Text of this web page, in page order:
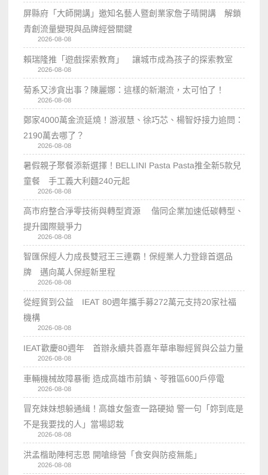
屏縣府「大師開講」邀知名藝人暨創業家詹子晴開講 解鎖
青創流量變現與品牌經營關鍵
2026-08-08
賴瑞隆推「遊戲探索教育」 讓城市成為孩子的探索教室
2026-08-08
菊系又涉貪出事？陳麗娜：這樣的新潮流，太可怕了！
2026-08-08
鄭家4000萬金流延燒！游淑慧、徐巧芯、楊智妤接力追問：
2190萬去哪了？
2026-08-08
暑假親子聚餐添新選擇！BELLINI Pasta Pasta推全新5款兒
童餐 手工義大利麵240元起
2026-08-08
高市府整合淨零技術與轉型資源 偕同企業加速低碳轉型、
提升國際競爭力
2026-08-08
智匯保經人力成長雙冠王三連霸！保經業人力登錄首選品
牌 邁向萬人保經新里程
2026-08-08
從經貿到公益 IEAT 80週年攜手募272萬元支持20家社福
機構
2026-08-08
IEAT歡慶80週年 首辦永續共善嘉年華串聯經貿與公益力量
2026-08-08
車輛機械故障暴衝 造成高雄市前鎮、苓雅區600戶停電
2026-08-08
冒充妹妹想躲通緝！高雄女盤查一路硬拗 警一句「妳到底是
不是我要找的人」當場認栽
2026-08-08
洪孟楷助陣柯志恩 開嗆綠營「食安與防疫無能」
2026-08-08